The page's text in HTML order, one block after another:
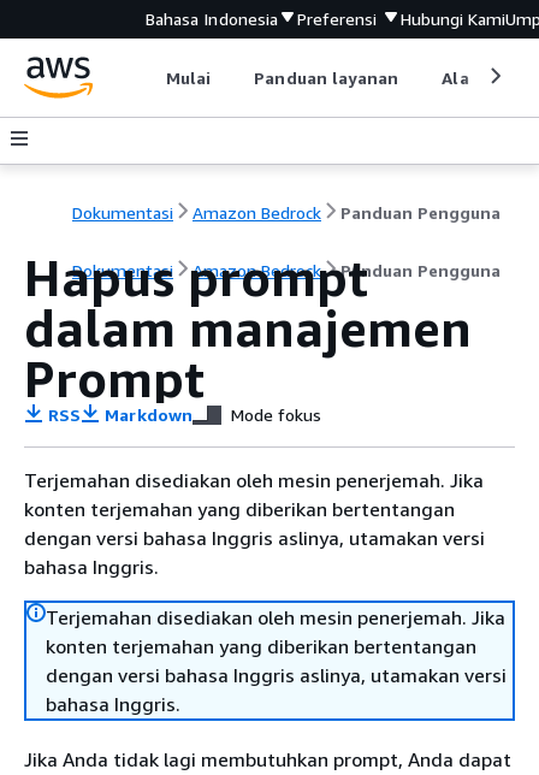
Bahasa Indonesia Preferensi Hubungi Kami
Mulai Panduan layanan Alat
Dokumentasi Amazon Bedrock Panduan Pengguna
Dokumentasi Amazon Bedrock Panduan Pengguna
Hapus prompt
dalam manajemen
Prompt
RSS Markdown Mode fokus
Terjemahan disediakan oleh mesin penerjemah. Jika
konten terjemahan yang diberikan bertentangan
dengan versi bahasa Inggris aslinya, utamakan versi
bahasa Inggris.
Terjemahan disediakan oleh mesin penerjemah. Jika
konten terjemahan yang diberikan bertentangan
dengan versi bahasa Inggris aslinya, utamakan versi
bahasa Inggris.
Jika Anda tidak lagi membutuhkan prompt, Anda dapat